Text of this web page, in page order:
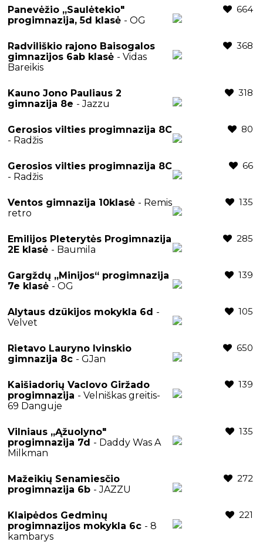
Panevėžio ,,Saulėtekio"
progimnazija, 5d klasė - OG
664
Radviliškio rajono Baisogalos
gimnazijos 6ab klasė - Vidas
Bareikis
368
Kauno Jono Pauliaus 2
gimnazija 8e - Jazzu
318
Gerosios vilties progimnazija 8C
- Radžis
80
Gerosios vilties progimnazija 8C
- Radžis
66
Ventos gimnazija 10klasė - Remis
retro
135
Emilijos Pleterytės Progimnazija
2E klasė - Baumila
285
Gargždų „Minijos“ progimnazija
7e klasė - OG
139
Alytaus dzūkijos mokykla 6d -
Velvet
105
Rietavo Lauryno Ivinskio
gimnazija 8c - GJan
650
Kaišiadorių Vaclovo Giržado
progimnazija - Velniškas greitis-
69 Danguje
139
Vilniaus „Ąžuolyno"
progimnazija 7d - Daddy Was A
Milkman
135
Mažeikių Senamiesčio
progimnazija 6b - JAZZU
272
Klaipėdos Gedminų
progimnazijos mokykla 6c - 8
kambarys
221